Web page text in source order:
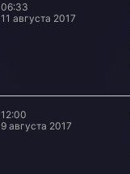
06:33
11 августа 2017
12:00
9 августа 2017